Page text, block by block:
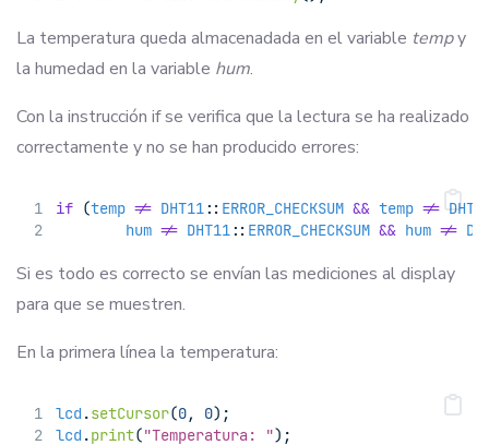
La temperatura queda almacenadada en el variable tempy
la humedad en la variable hum.
Con la instrucción if se verifica que la lectura se ha realizado
correctamente y no se han producido errores:
if (temp != DHT11:: ERROR_CHECKSUM && temp !=
hum != DHT11:: ERROR_CHECKSUM && hum !=
Si es todo es correcto se envían las mediciones al display
para que se muestren.
En la primera línea la temperatura:
lcd .setCursor(0, 0);
lcd .print("Temperatura: ");